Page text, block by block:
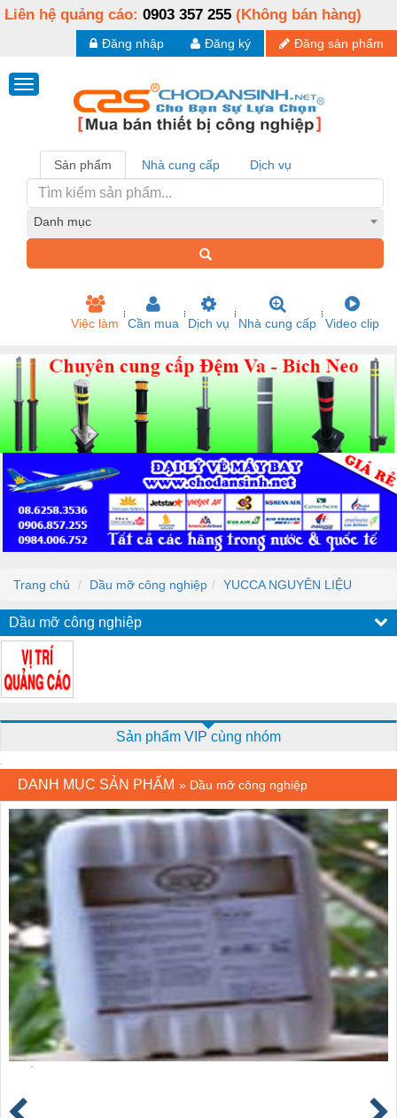
Liên hệ quảng cáo: 0903 357 255 (Không bán hàng)
Đăng sản phẩm
Đăng ký
Đăng nhập
Sản phẩm Nhà cung cấp Dịch vụ
Danh mục
Việc làm Cần mua Dịch vụ Nhà cung cấp Video clip
Trang chủ Dầu mỡ công nghiệp YUCCA NGUYÊN LIỆU
Dầu mỡ công nghiệp
Sản phẩm VIP cùng nhóm
DANH MỤC SẢN PHẨM » Dầu mỡ công nghiệp